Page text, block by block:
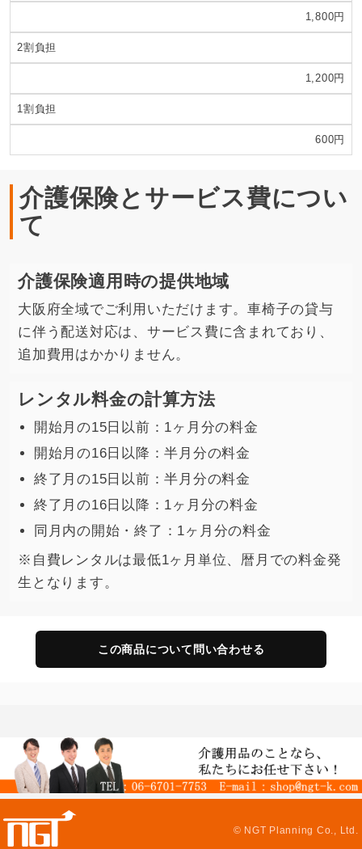
1,800円
2割負担
1,200円
1割負担
600円
介護保険とサービス費につい
て
介護保険適用時の提供地域
大阪府全域でご利用いただけます。車椅子の貸与
に伴う配送対応は、サービス費に含まれており、
追加費用はかかりません。
レンタル料金の計算方法
開始月の15日以前：1ヶ月分の料金
開始月の16日以降：半月分の料金
終了月の15日以前：半月分の料金
終了月の16日以降：1ヶ月分の料金
同月内の開始・終了：1ヶ月分の料金
※自費レンタルは最低1ヶ月単位、暦月での料金発
生となります。
この商品について問い合わせる
© NGT Planning Co., Ltd.